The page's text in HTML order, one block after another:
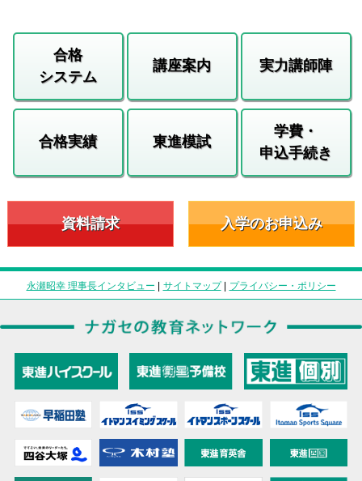
合格
システム
講座案内 実力講師陣
合格実績 東進模試
学費・
申込手続き
資料請求 入学のお申込み
永瀬昭幸 理事長インタビュー | サイトマップ| プライバシー・ポリシー